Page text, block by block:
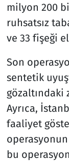
milyon 200
ruhsatsız
ve 33 fişeği
Son
sentetik
gözaltındaki
Ayrıca,
faaliyet
bu